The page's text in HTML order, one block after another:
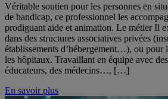
Véritable soutien pour les personnes en
de handicap, ce professionnel les
prodiguant aide et animation. Le métier Il
dans des structures associatives privées
établissements d’hébergement…), ou pour
les hôpitaux. Travaillant en équipe avec
éducateurs, des médecins…, […]
En savoir plus